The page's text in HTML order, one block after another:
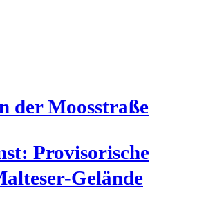
der Moosstraße
Pro­vi­so­ri­sche
Gelände